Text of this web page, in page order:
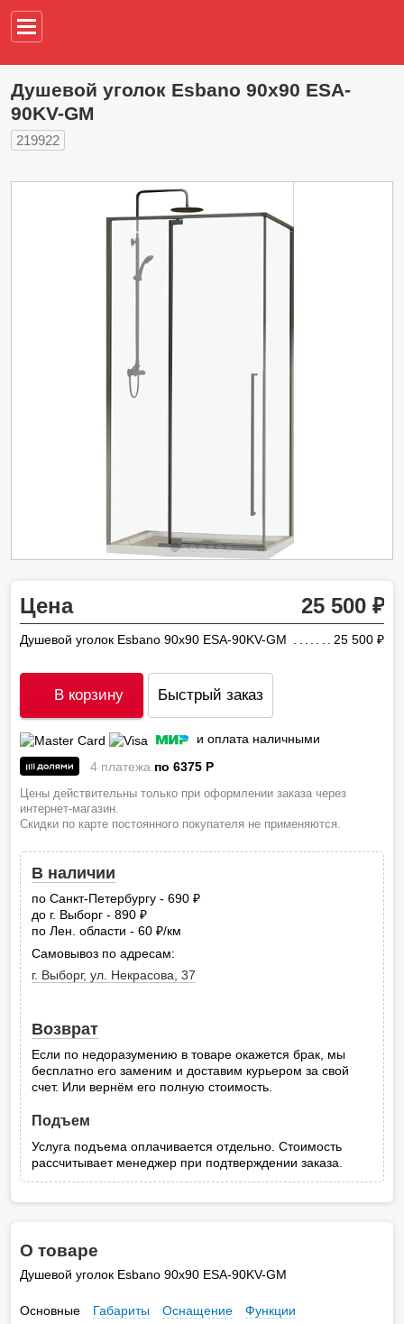
Душевой уголок Esbano 90х90 ESA-
90KV-GM
219922
Цена 25 500
Душевой уголок Esbano 90х90 ESA-90KV-GM 25 500
В корзину Быстрый заказ
и оплата наличными
4 платежа по 6375 P
Цены действительны только при оформлении заказа через
интернет-магазин.
Скидки по карте постоянного покупателя не применяются.
В наличии
по Санкт-Петербургу - 690
до г. Выборг - 890
по Лен. области - 60
руб.
/км
Самовывоз по адресам:
г. Выборг, ул. Некрасова, 37
Возврат
Если по недоразумению в товаре окажется брак, мы
бесплатно его заменим и доставим курьером за свой
счет. Или вернём его полную стоимость.
Подъем
Услуга подъема оплачивается отдельно. Стоимость
рассчитывает менеджер при подтверждении заказа.
О товаре
Душевой уголок Esbano 90х90 ESA-90KV-GM
Основные Габариты Оснащение Функции